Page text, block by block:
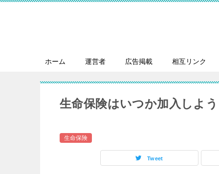
ホーム 運営者 広告掲載 相互リンク
生命保険はいつか加入しよ
生命保険
Tweet